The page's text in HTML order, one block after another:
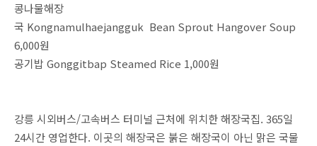
콩나물해장
국 Kongnamulhaejangguk Bean Sprout Hangover Soup
6,000원
공기밥 Gonggitbap Steamed Rice 1,000원
강릉 시외버스/고속버스 터미널 근처에 위치한 해장국집. 365일
24시간 영업한다. 이곳의 해장국은 붉은 해장국이 아닌 맑은 국물